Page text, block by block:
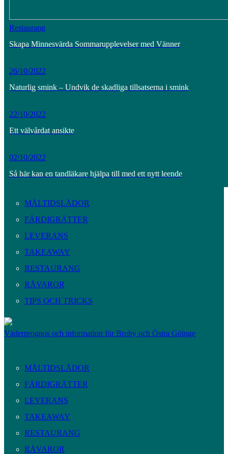
Restaurang
Skapa Minnesvärda Sommarupplevelser med Vänner
26/10/2022
Naturlig smink – Undvik de skadliga tillsatserna i smink
22/10/2022
Ett välvårdat ansikte
02/10/2022
Så här kan en tandläkare hjälpa till med ett nytt leende
MÅLTIDSLÅDOR
FÄRDIGRÄTTER
LEVERANS
TAKEAWAY
RESTAURANG
RÅVAROR
TIPS OCH TRICKS
Väderprognos och information för Broby och Östra Göinge
MÅLTIDSLÅDOR
FÄRDIGRÄTTER
LEVERANS
TAKEAWAY
RESTAURANG
RÅVAROR